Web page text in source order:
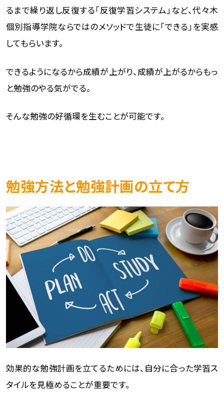
るまで繰り返し反復する「反復学習システム」など、代々木
個別指導学院ならではのメソッドで生徒に「できる」を実感
してもらいます。
できるようになるから成績が上がり、成績が上がるからもっ
と勉強のやる気がでる。
そんな勉強の好循環を生むことが可能です。
勉強方法と勉強計画の立て方
効果的な勉強計画を立てるためには、自分に合った学習ス
タイルを見極めることが重要です。